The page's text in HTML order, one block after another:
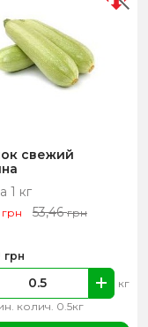
свежий
1 кг
грн 53,46грн
колич. 0.5кг
кг
грн